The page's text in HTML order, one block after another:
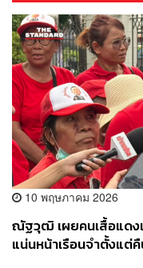
10 พฤษภาคม 2026
ณัฐวุฒิ เผยคนเสื้อแด
แน่นหน้าเรือนจำตั้งแต่คื